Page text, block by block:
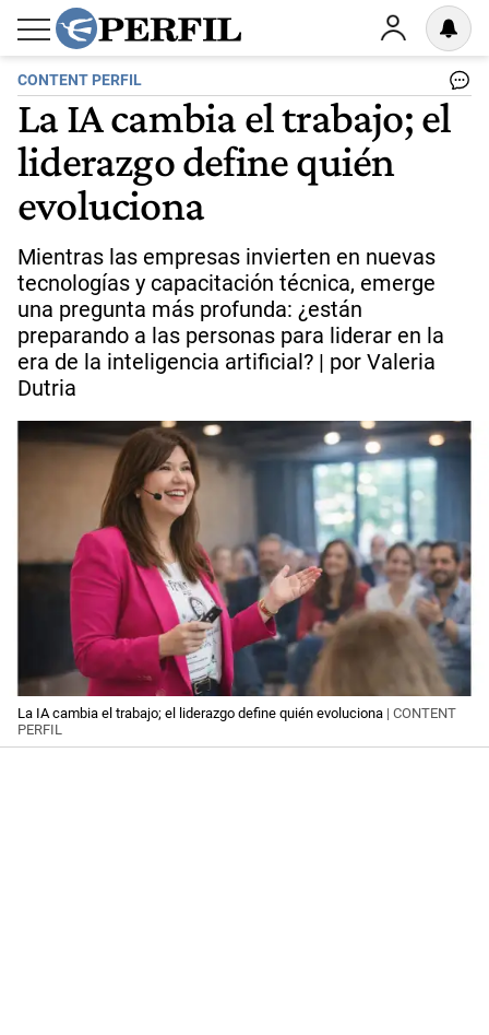
CONTENT PERFIL
La IA cambia el trabajo; el
liderazgo define quién
evoluciona
Mientras las empresas invierten en nuevas
tecnologías y capacitación técnica, emerge
una pregunta más profunda: ¿están
preparando a las personas para liderar en la
era de la inteligencia artificial? | por Valeria
Dutria
La IA cambia el trabajo; el liderazgo define quién evoluciona | CONTENT
PERFIL